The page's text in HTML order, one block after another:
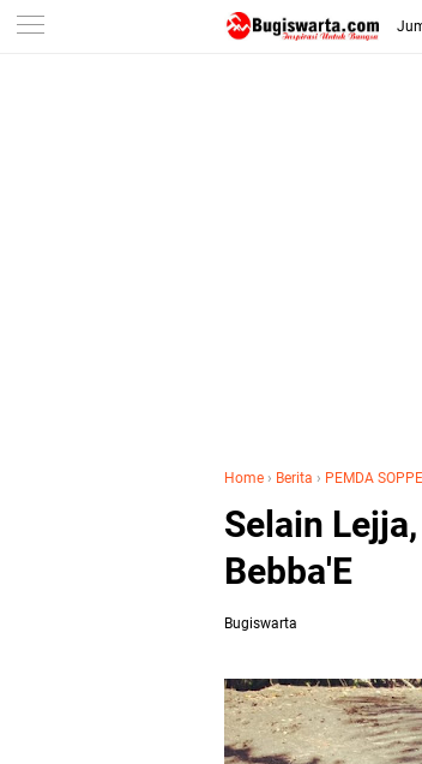
-->
Home › Berita › PEMDA
Selain
Bebba'E
Bugiswarta